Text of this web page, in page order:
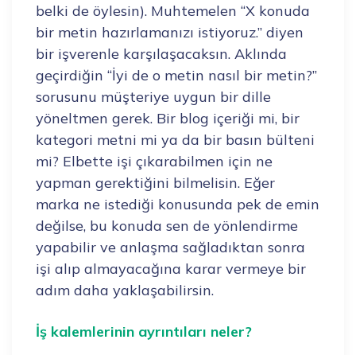
belki de öylesin). Muhtemelen “X konuda
bir metin hazırlamanızı istiyoruz.” diyen
bir işverenle karşılaşacaksın. Aklında
geçirdiğin “İyi de o metin nasıl bir metin?”
sorusunu müşteriye uygun bir dille
yöneltmen gerek. Bir blog içeriği mi, bir
kategori metni mi ya da bir basın bülteni
mi? Elbette işi çıkarabilmen için ne
yapman gerektiğini bilmelisin. Eğer
marka ne istediği konusunda pek de emin
değilse, bu konuda sen de yönlendirme
yapabilir ve anlaşma sağladıktan sonra
işi alıp almayacağına karar vermeye bir
adım daha yaklaşabilirsin.
İş kalemlerinin ayrıntıları neler?